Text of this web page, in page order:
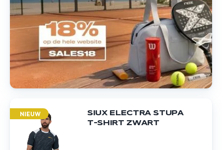
NIEUW
SIUX ELECTRA STUPA
T-SHIRT ZWART